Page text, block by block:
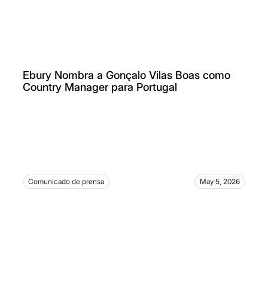
Ebury Nombra a Gonçalo Vilas Boas como
Country Manager para Portugal
Comunicado de prensa May 5, 2026